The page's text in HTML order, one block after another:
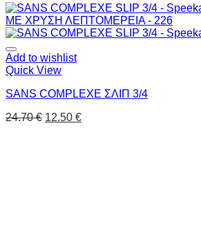
Add to wishlist
Quick View
SANS COMPLEXE ΣΛΙΠ 3/4
24.70€ 12.50 €